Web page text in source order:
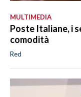
MULTIMEDIA
Poste Italiane, i
comodità
Red